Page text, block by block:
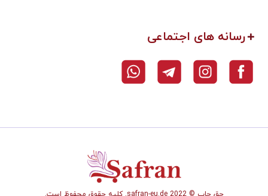
رسانه های اجتماعی